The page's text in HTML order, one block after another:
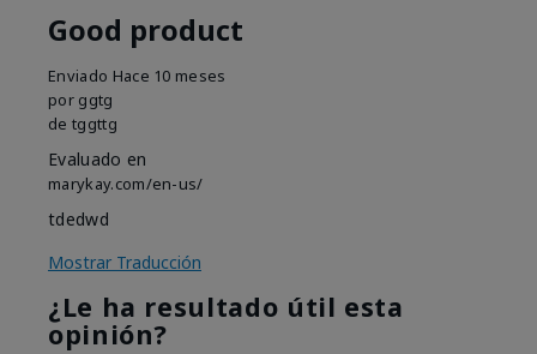
Good product
Enviado Hace 10 meses
por ggtg
de tggttg
Evaluado en
marykay.com/en-us/
tdedwd
Mostrar Traducción
¿Le ha resultado útil esta
opinión?